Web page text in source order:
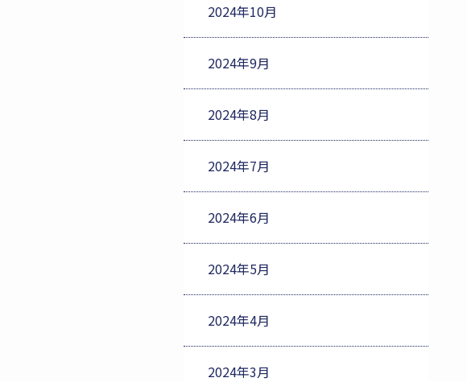
2024年10月
2024年9月
2024年8月
2024年7月
2024年6月
2024年5月
2024年4月
2024年3月